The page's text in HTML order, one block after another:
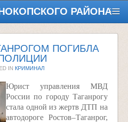
РАЙОНА
ПОГИБЛА
IN КРИМИНАЛ
Юрист управления МВД
России по городу Таганрогу
стала одной из жертв ДТП на
автодороге Ростов–Таганрог,